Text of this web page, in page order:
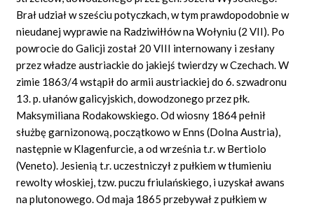
Brał udział w sześciu potyczkach, w tym prawdopodobnie w
nieudanej wyprawie na Radziwiłłów na Wołyniu (2 VII). Po
powrocie do Galicji został 20 VIII internowany i zesłany
przez władze austriackie do jakiejś twierdzy w Czechach. W
zimie 1863/4 wstąpił do armii austriackiej do 6. szwadronu
13. p. ułanów galicyjskich, dowodzonego przez płk.
Maksymiliana Rodakowskiego. Od wiosny 1864 pełnił
służbę garnizonową, początkowo w Enns (Dolna Austria),
następnie w Klagenfurcie, a od września t.r. w Bertiolo
(Veneto). Jesienią t.r. uczestniczył z pułkiem w tłumieniu
rewolty włoskiej, tzw. puczu friulańskiego, i uzyskał awans
na plutonowego. Od maja 1865 przebywał z pułkiem w